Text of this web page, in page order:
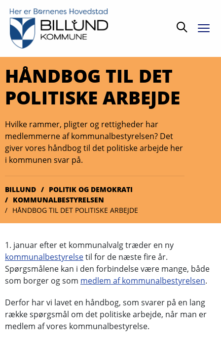
Søg
HÅNDBOG TIL DET
PO­LI­TI­SKE AR­BEJ­DE
Hvilke rammer, pligter og rettigheder har
medlemmerne af kommunalbestyrelsen? Det
giver vores håndbog til det politiske arbejde her
i kommunen svar på.
BILLUND
POLITIK OG DEMOKRATI
KOMMUNALBESTYRELSEN
HÅNDBOG TIL DET POLITISKE ARBEJDE
1. januar efter et kommunalvalg træder en ny
kommunalbestyrelsetil for de næste fire år.
Spørgsmålene kan i den forbindelse være mange, både
som borger og som medlem af kommunalbestyrelsen.
Derfor har vi lavet en håndbog, som svarer på en lang
række spørgsmål om det politiske arbejde, når man er
medlem af vores kommunalbestyrelse.